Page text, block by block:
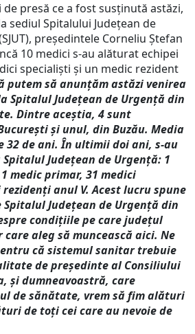
presă ce a fost susținută astăzi,
sediul Spitalului Județean de
președintele Corneliu Ștefan
10 medici s-au alăturat echipei
specialiști și un medic rezident
putem să anunțăm astăzi venirea
Spitalul Județean de Urgență din
Dintre aceștia, 4 sunt
și unul, din Buzău. Media
32 de ani. În ultimii doi ani, s-au
Județean de Urgență: 1
1 medic primar, 31 medici
anul V. Acest lucru spune
Județean de Urgență din
condițiile pe care județul
aleg să muncească aici. Ne
că sistemul sanitar trebuie
de președinte al Consiliului
și dumneavoastră, care
de sănătate, vrem să fim alături
de toți cei care au nevoie de